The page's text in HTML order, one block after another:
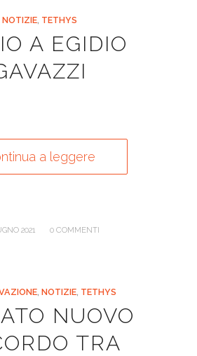
NOTIZIE, TETHYS
A EGIDIO
a leggere
2021 0 COMMENTI
,NOTIZIE, TETHYS
NUOVO
TRA